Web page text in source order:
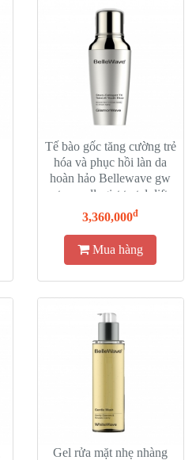
Tế bào gốc tăng cường trẻ
hóa và phục hồi làn da
hoàn hảo Bellewave gw
stem cellogist tx telolift
youth elixir
3,360,000đ
Mua hàng
Gel rửa mặt nhẹ nhàng